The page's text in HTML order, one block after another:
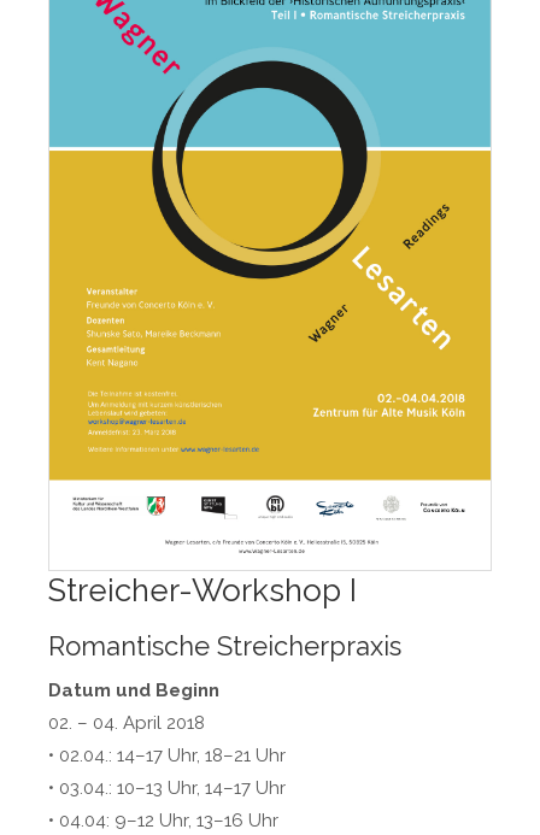
Lorem ipsum dolor sit amet:
/ 365days
We offer support for our customers
Mon - Fri 8:00am - 5:00pm
(GMT +1)
Get in touch
Cybersteel Inc.
376-293 City Road, Suite 600
San Francisco, CA 94102
Have any questions?
+44 1234 567 890
About us
adipiscing elit.
Aenean commodo ligula eget dolor. Aenean massa.
montes, nascetur ridiculus mus. Donec quam felis,
ultricies nec.
Streicher-Workshop I
Romantische Streicherpraxis
Datum und Beginn
02. – 04. April 2018
• 02.04.: 14–17 Uhr, 18–21 Uhr
• 03.04.: 10–13 Uhr, 14–17 Uhr
• 04.04: 9–12 Uhr, 13–16 Uhr